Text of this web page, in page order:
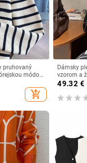
pruhovaný
módou,
rukávom,
add_shopping_cart
Dámsky
vzorom a
dlhým
Style,
kórejské
49.32 €